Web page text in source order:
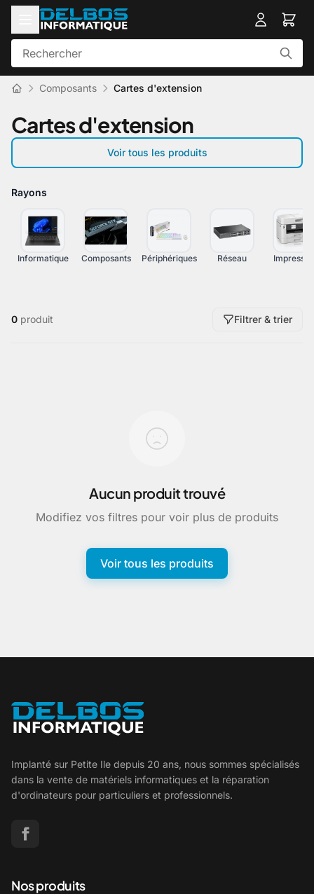
Composants Cartes d'extension
Cartes d'extension
Voir tous les produits
Rayons
Informatique Composants Périphériques Réseau
0 produit Filtrer & trier
Aucun produit trouvé
Modifiez vos filtres pour voir plus de produits
Voir tous les produits
Implanté sur Petite Ile depuis 20 ans, nous sommes spécialisés
dans la vente de matériels informatiques et la réparation
d'ordinateurs pour particuliers et professionnels.
Nos produits